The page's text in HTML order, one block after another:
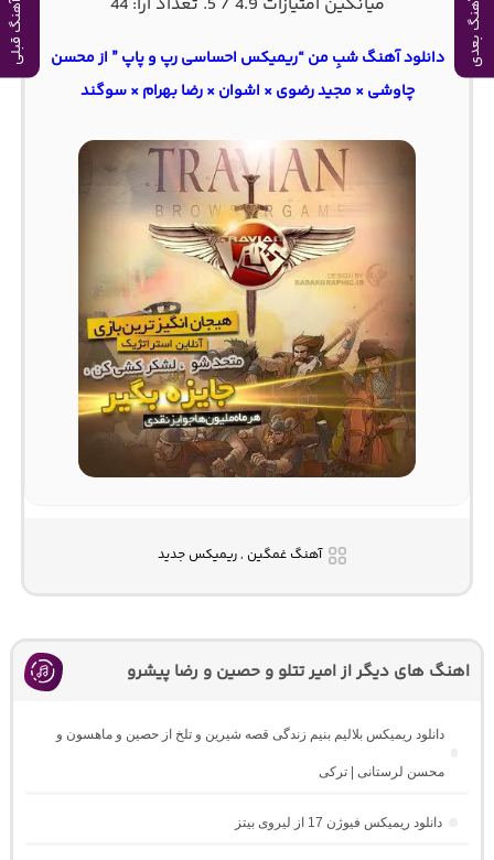
آهنگ بعدی آهنگ قبلی
دانلود آهنگ شبِ من “ریمیکس احساسی رپ و پاپ ” از محسن
چاوشی × مجید رضوی × اشوان × رضا بهرام × سوگند
آهنگ غمگین , ریمیکس جدید
اهنگ های دیگر از امیر تتلو و حصین و رضا پیشرو
دانلود ریمیکس بلالیم بنیم زندگی قصه شیرین و تلخ از حصین و ماهسون و
محسن لرستانی | ترکی
دانلود ریمیکس فیوژن 17 از لیروی بیتز